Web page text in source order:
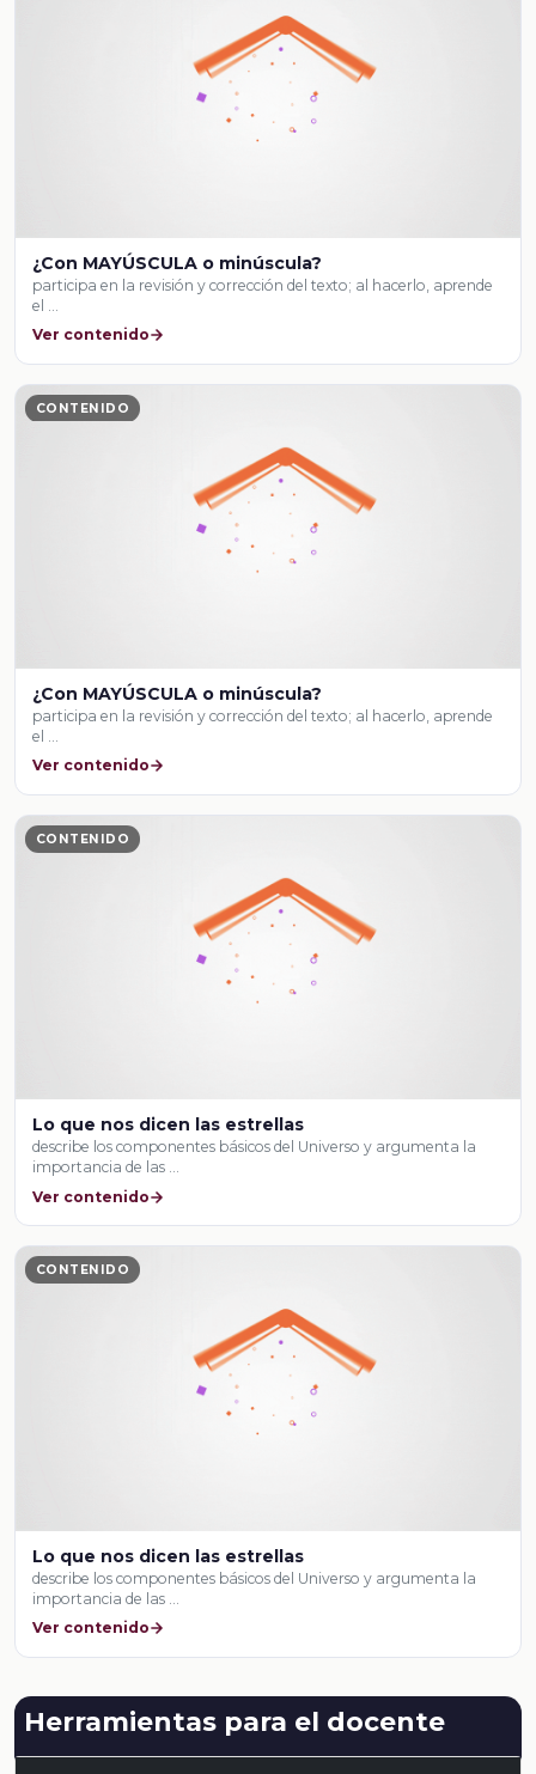
¿Con MAYÚSCULA o minúscula?
participa en la revisión y corrección del texto; al hacerlo, aprende
el …
Ver contenido
CONTENIDO
¿Con MAYÚSCULA o minúscula?
participa en la revisión y corrección del texto; al hacerlo, aprende
el …
Ver contenido
CONTENIDO
Lo que nos dicen las estrellas
describe los componentes básicos del Universo y argumenta la
importancia de las …
Ver contenido
CONTENIDO
Lo que nos dicen las estrellas
describe los componentes básicos del Universo y argumenta la
importancia de las …
Ver contenido
Herramientas para el docente